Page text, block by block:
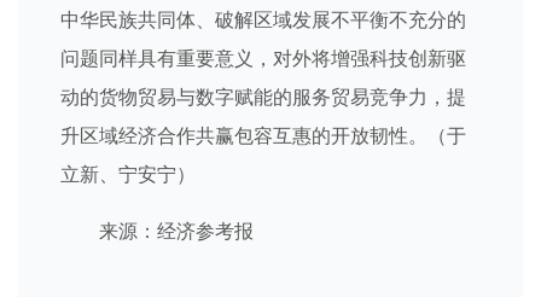
中华民族共同体、破解区域发展不平衡不充分的
问题同样具有重要意义，对外将增强科技创新驱
动的货物贸易与数字赋能的服务贸易竞争力，提
升区域经济合作共赢包容互惠的开放韧性。（于
立新、宁安宁）
来源：经济参考报